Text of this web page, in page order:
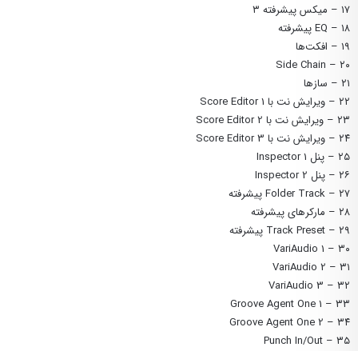
۱۷ – میکس پیشرفته ۳
۱۸ – EQ پیشرفته
۱۹ – افکت‌ها
۲۰ – Side Chain
۲۱ – سازها
۲۲ – ویرایش نت با Score Editor 1
۲۳ – ویرایش نت با Score Editor 2
۲۴ – ویرایش نت با Score Editor 3
۲۵ – پنل Inspector 1
۲۶ – پنل Inspector 2
۲۷ – Folder Track پیشرفته
۲۸ – مارکرهای پیشرفته
۲۹ – Track Preset پیشرفته
۳۰ – VariAudio 1
۳۱ – VariAudio 2
۳۲ – VariAudio 3
۳۳ – Groove Agent One 1
۳۴ – Groove Agent One 2
۳۵ – Punch In/Out